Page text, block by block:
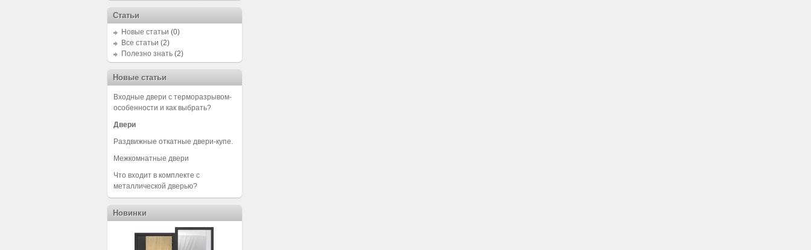
Статьи
Новые статьи (0)
Все статьи (2)
Полезно знать (2)
Новые статьи
Входные двери с терморазрывом-
особенности и как выбрать?
Двери
Раздвижные откатные двери-купе.
Межкомнатные двери
Что входит в комплекте с
металлической дверью?
Новинки